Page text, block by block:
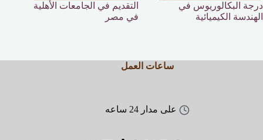
درجة البكالوريوس في
الهندسة الكيميائية
التقديم في الجامعات الأهلية
في مصر
ساعات العمل
على مدار 24 ساعه